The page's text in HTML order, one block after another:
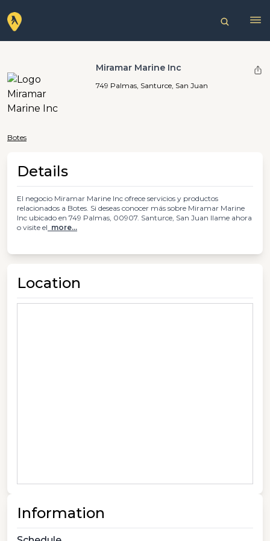
Miramar Marine Inc
749 Palmas, Santurce, San Juan
Botes
Details
El negocio Miramar Marine Inc ofrece servicios y productos
relacionados a Botes. Si deseas conocer más sobre Miramar Marine
Inc ubicado en 749 Palmas, 00907. Santurce, San Juan llame ahora
o visite el more...
Location
Information